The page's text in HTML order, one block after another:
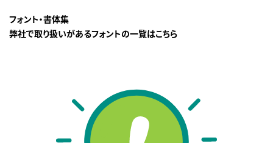
フォント・書体集
弊社で取り扱いがあるフォントの一覧はこちら